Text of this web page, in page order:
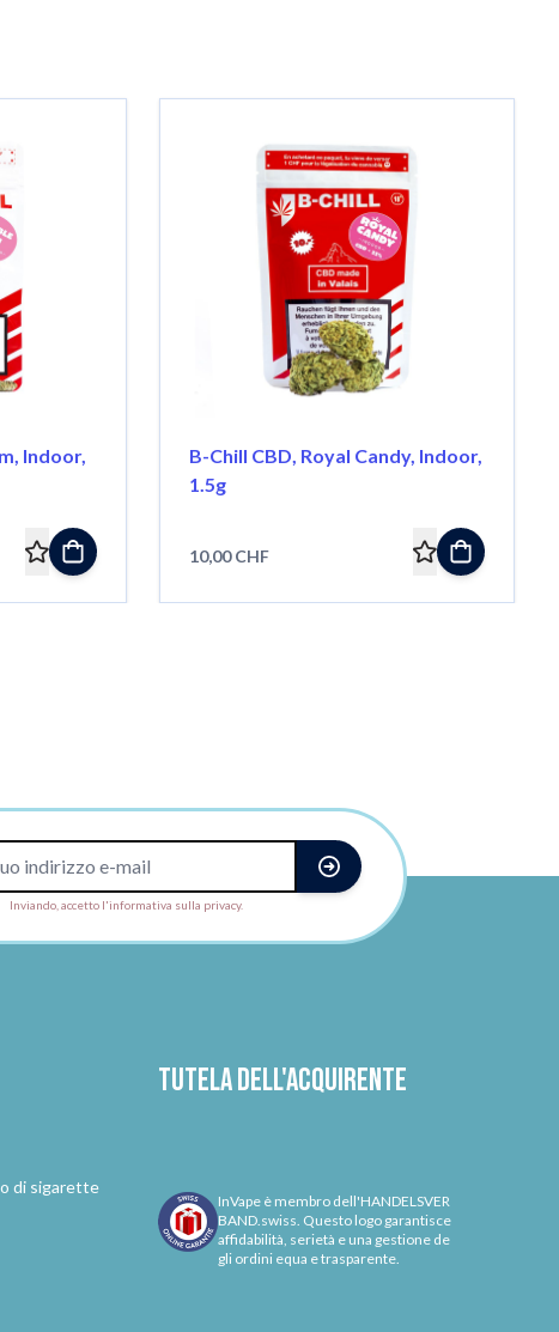
Indoor,
B-Chill CBD, Royal Candy, Indoor,
1.5g
10,00 CHF
Inviando, accetto l'informativa sulla privacy.
di sigarette
Tutela dell'acquirente
InVape è membro dell'HANDELSVER
BAND.swiss. Questo logo garantisce
affidabilità, serietà e una gestione de
gli ordini equa e trasparente.